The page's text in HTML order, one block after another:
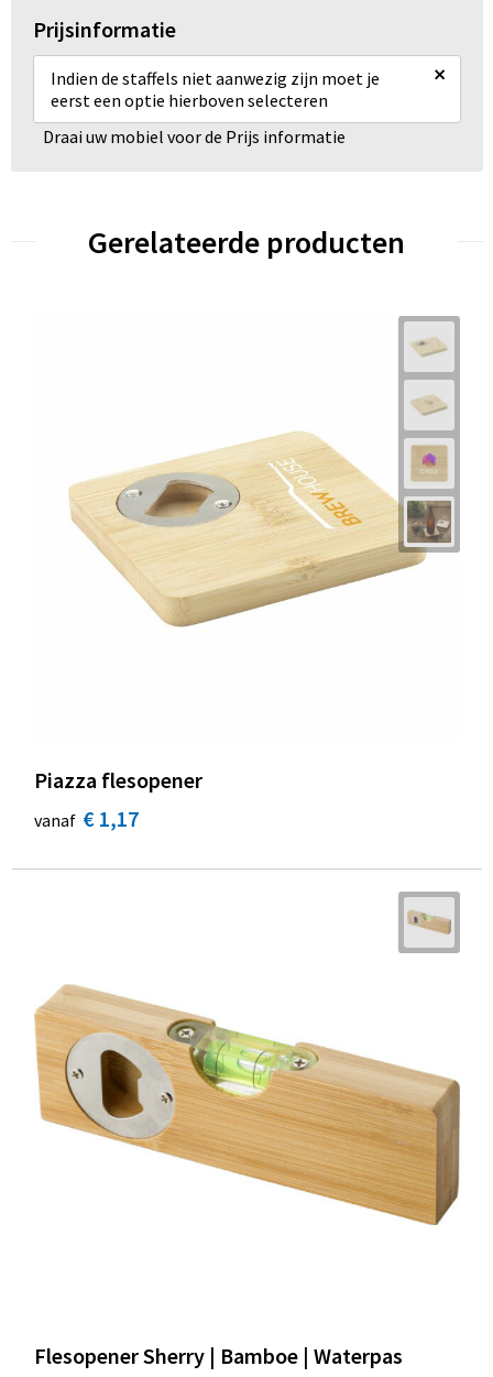
Prijsinformatie
Indien de staffels niet aanwezig zijn moet je
eerst een optie hierboven selecteren
×
Draai uw mobiel voor de Prijs informatie
Gerelateerde producten
Piazza flesopener
vanaf € 1,17
Flesopener Sherry | Bamboe | Waterpas